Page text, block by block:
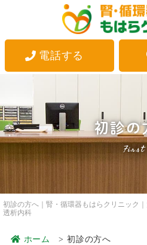
電話する
初診の
First
初診の方へ｜腎・循環器もはらクリニック
透析内科
ホーム 初診の方へ